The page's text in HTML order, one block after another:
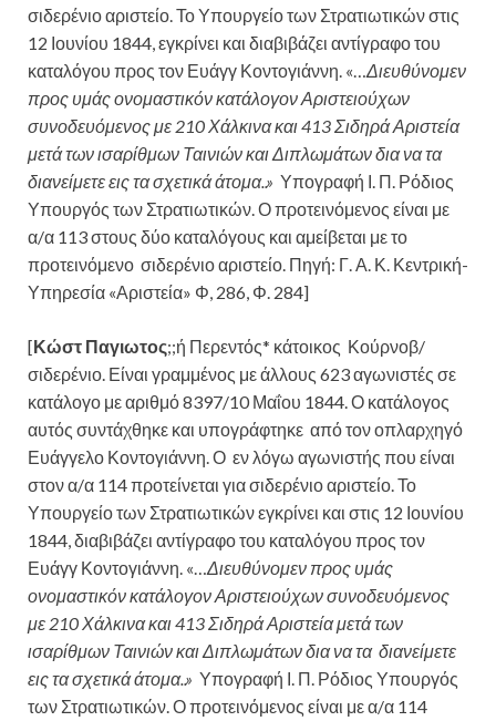
σιδερένιο αριστείο. Το Υπουργείο των Στρατιωτικών στις
12 Ιουνίου 1844, εγκρίνει και διαβιβάζει αντίγραφο του
καταλόγου προς τον Ευάγγ Κοντογιάννη. «…Διευθύνομεν
προς υμάς ονομαστικόν κατάλογον Αριστειούχων
συνοδευόμενος με 210 Χάλκινα και 413 Σιδηρά Αριστεία
μετά των ισαρίθμων Ταινιών και Διπλωμάτων δια να τα
διανείμετε εις τα σχετικά άτομα..» Υπογραφή Ι. Π. Ρόδιος
Υπουργός των Στρατιωτικών. Ο προτεινόμενος είναι με
α/α 113 στους δύο καταλόγους και αμείβεται με το
προτεινόμενο σιδερένιο αριστείο. Πηγή: Γ. Α. Κ. Κεντρική-
Υπηρεσία «Αριστεία» Φ, 286, Φ. 284]
[Κώστ Παγιωτος;;ή Περεντός* κάτοικος Κούρνοβ/
σιδερένιο. Είναι γραμμένος με άλλους 623 αγωνιστές σε
κατάλογο με αριθμό 8397/10 Μαΐου 1844. Ο κατάλογος
αυτός συντάχθηκε και υπογράφτηκε από τον οπλαρχηγό
Ευάγγελο Κοντογιάννη. Ο εν λόγω αγωνιστής που είναι
στον α/α 114 προτείνεται για σιδερένιο αριστείο. Το
Υπουργείο των Στρατιωτικών εγκρίνει και στις 12 Ιουνίου
1844, διαβιβάζει αντίγραφο του καταλόγου προς τον
Ευάγγ Κοντογιάννη. «…Διευθύνομεν προς υμάς
ονομαστικόν κατάλογον Αριστειούχων συνοδευόμενος
με 210 Χάλκινα και 413 Σιδηρά Αριστεία μετά των
ισαρίθμων Ταινιών και Διπλωμάτων δια να τα διανείμετε
εις τα σχετικά άτομα..» Υπογραφή Ι. Π. Ρόδιος Υπουργός
των Στρατιωτικών. Ο προτεινόμενος είναι με α/α 114